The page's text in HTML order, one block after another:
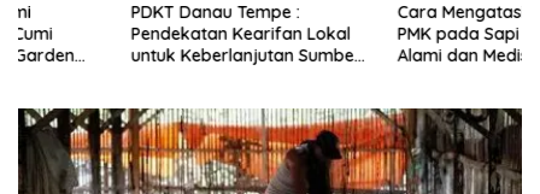
PDKT Danau Tempe :
Pendekatan Kearifan Lokal
untuk Keberlanjutan Sumber
Cara Mengatasi Penyakit
PMK pada Sapi Perah Secara
Alami dan Medis